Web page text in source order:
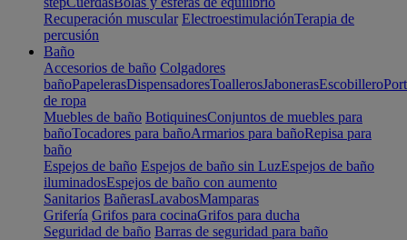
Recuperación muscular ElectroestimulaciónTerapia de
percusión
Baño
Accesorios de baño Colgadores
bañoPapelerasDispensadoresToallerosJabonerasEscobillero
de ropa
Muebles de baño BotiquinesConjuntos de muebles para
bañoTocadores para bañoArmarios para bañoRepisa para
baño
Espejos de baño Espejos de baño sin LuzEspejos de baño
iluminadosEspejos de baño con aumento
Sanitarios BañerasLavabosMamparas
Grifería Grifos para cocinaGrifos para ducha
Seguridad de baño Barras de seguridad para baño